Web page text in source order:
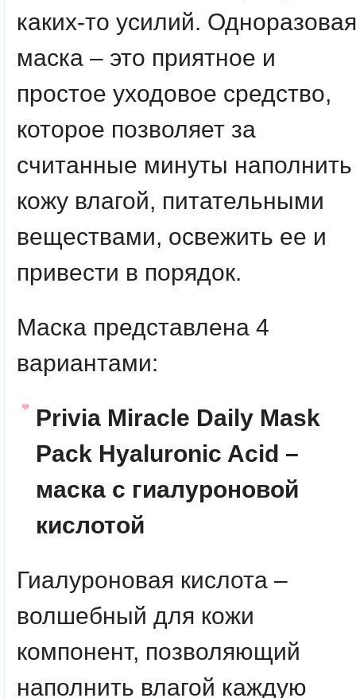
каких-то усилий. Одноразовая
маска – это приятное и
простое уходовое средство,
которое позволяет за
считанные минуты наполнить
кожу влагой, питательными
веществами, освежить ее и
привести в порядок.
Маска представлена 4
вариантами:
Privia Miracle Daily Mask
Pack Hyaluronic Acid –
маска с гиалуроновой
кислотой
Гиалуроновая кислота –
волшебный для кожи
компонент, позволяющий
наполнить влагой каждую